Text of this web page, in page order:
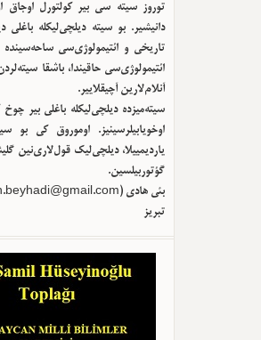
توروز سیته سی بیر کولتورل اوجاق
دانیشیر. بو سیته دیلچی‌لیکله باغلی
تاریخی و ائتیمولوژی‌سی
ائتیمولوژی‌سی حاقیندا، باشقا
آنلام‌لارین آچیقلاییر.
سیته‌میزده دیلچی‌لیکله باغلی بیر
اوخویابیلرسینیز. اوموروق کی بو
یاردیمییلا، دیلچی‌لیک قول‌لاری‌نین
گؤتوربیلسین.
بئی هادی (
تبریز